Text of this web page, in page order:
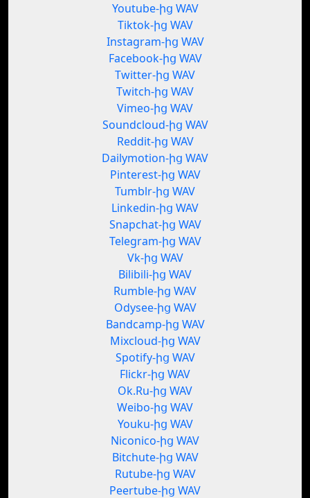
Youtube-ից WAV
Tiktok-ից WAV
Instagram-ից WAV
Facebook-ից WAV
Twitter-ից WAV
Twitch-ից WAV
Vimeo-ից WAV
Soundcloud-ից WAV
Reddit-ից WAV
Dailymotion-ից WAV
Pinterest-ից WAV
Tumblr-ից WAV
Linkedin-ից WAV
Snapchat-ից WAV
Telegram-ից WAV
Vk-ից WAV
Bilibili-ից WAV
Rumble-ից WAV
Odysee-ից WAV
Bandcamp-ից WAV
Mixcloud-ից WAV
Spotify-ից WAV
Flickr-ից WAV
Ok.Ru-ից WAV
Weibo-ից WAV
Youku-ից WAV
Niconico-ից WAV
Bitchute-ից WAV
Rutube-ից WAV
Peertube-ից WAV